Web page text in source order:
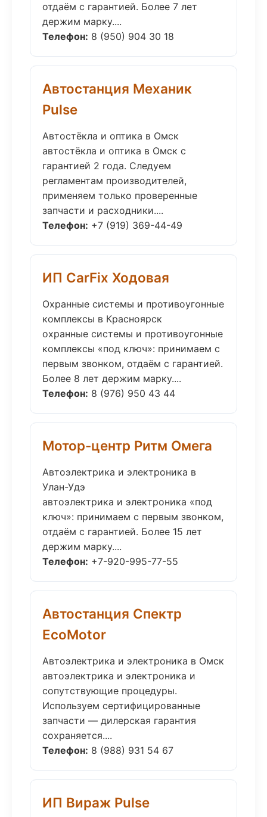
отдаём с гарантией. Более 7 лет
держим марку....
Телефон: 8 (950) 904 30 18
Автостанция Механик
Pulse
Автостёкла и оптика в Омск
автостёкла и оптика в Омск с
гарантией 2 года. Следуем
регламентам производителей,
применяем только проверенные
запчасти и расходники....
Телефон: +7 (919) 369-44-49
ИП CarFix Ходовая
Охранные системы и противоугонные
комплексы в Красноярск
охранные системы и противоугонные
комплексы «под ключ»: принимаем с
первым звонком, отдаём с гарантией.
Более 8 лет держим марку....
Телефон: 8 (976) 950 43 44
Мотор-центр Ритм Омега
Автоэлектрика и электроника в
Улан-Удэ
автоэлектрика и электроника «под
ключ»: принимаем с первым звонком,
отдаём с гарантией. Более 15 лет
держим марку....
Телефон: +7-920-995-77-55
Автостанция Спектр
EcoMotor
Автоэлектрика и электроника в Омск
автоэлектрика и электроника и
сопутствующие процедуры.
Используем сертифицированные
запчасти — дилерская гарантия
сохраняется....
Телефон: 8 (988) 931 54 67
ИП Вираж Pulse